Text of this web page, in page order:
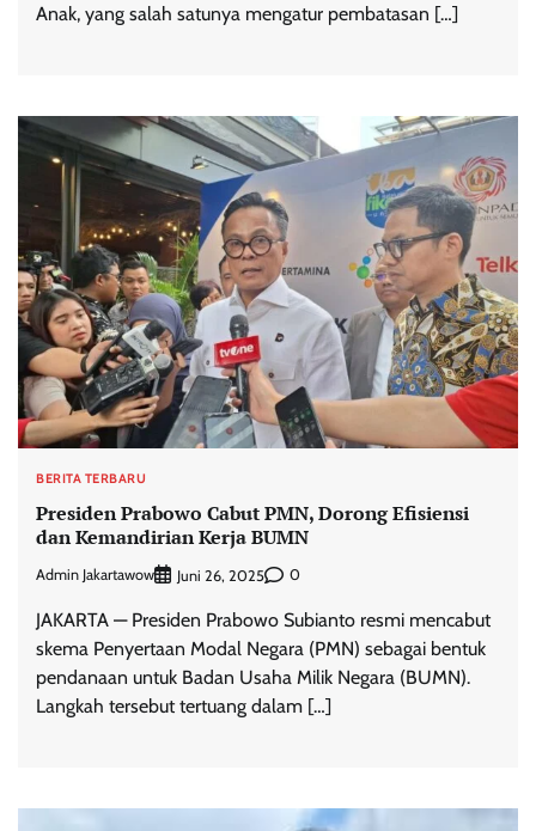
Anak, yang salah satunya mengatur pembatasan […]
BERITA TERBARU
Presiden Prabowo Cabut PMN, Dorong Efisiensi
dan Kemandirian Kerja BUMN
Admin Jakartawow Juni 26, 2025 0
JAKARTA — Presiden Prabowo Subianto resmi mencabut
skema Penyertaan Modal Negara (PMN) sebagai bentuk
pendanaan untuk Badan Usaha Milik Negara (BUMN).
Langkah tersebut tertuang dalam […]